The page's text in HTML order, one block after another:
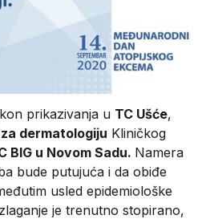
prikazivanja u TC Ušće,
dermatologiju Kliničkog
BIG u Novom Sadu. Namera
bude putujuća i da obiđe
usled epidemiološke
je trenutno stopirano,